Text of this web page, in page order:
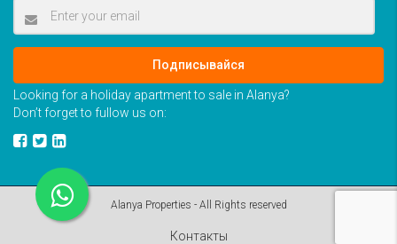
Подписывайся
Looking for a holiday apartment to sale in Alanya?
Don’t forget to fullow us on:
Alanya Properties - All Rights reserved
Контакты